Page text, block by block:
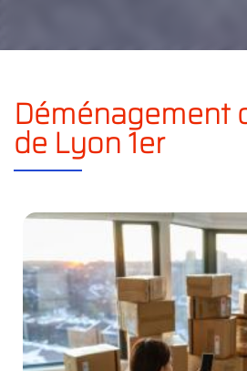
Déménagement
de Lyon 1er